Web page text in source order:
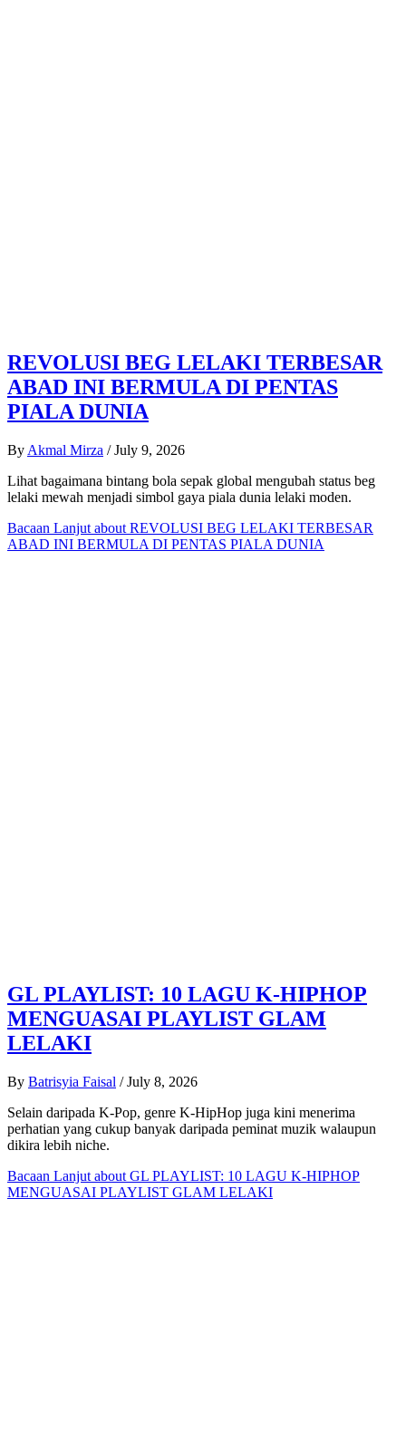
REVOLUSI BEG LELAKI TERBESAR
ABAD INI BERMULA DI PENTAS
PIALA DUNIA
By Akmal Mirza / July 9, 2026
Lihat bagaimana bintang bola sepak global mengubah status beg
lelaki mewah menjadi simbol gaya piala dunia lelaki moden.
Bacaan Lanjut about REVOLUSI BEG LELAKI TERBESAR
ABAD INI BERMULA DI PENTAS PIALA DUNIA
GL PLAYLIST: 10 LAGU K-HIPHOP
MENGUASAI PLAYLIST GLAM
LELAKI
By Batrisyia Faisal / July 8, 2026
Selain daripada K-Pop, genre K-HipHop juga kini menerima
perhatian yang cukup banyak daripada peminat muzik walaupun
dikira lebih niche.
Bacaan Lanjut about GL PLAYLIST: 10 LAGU K-HIPHOP
MENGUASAI PLAYLIST GLAM LELAKI